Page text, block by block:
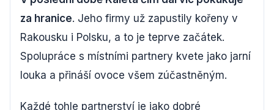
za hranice. Jeho firmy už zapustily kořeny v
Rakousku i Polsku, a to je teprve začátek.
Spolupráce s místními partnery kvete jako jarní
louka a přináší ovoce všem zúčastněným.
Každé tohle partnerství je jako dobré